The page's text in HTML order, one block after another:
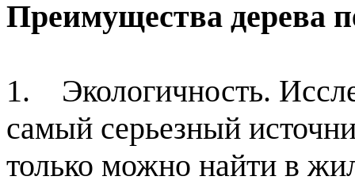
Преимущества дерева
1. Экологичность.
самый серьезный
только можно найти в